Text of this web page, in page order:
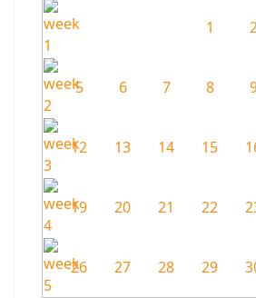
1
5 6 7 8
12 13 14 15
19 20 21 22
26 27 28 29